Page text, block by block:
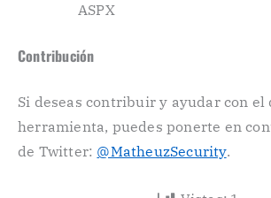
ASPX
Contribución
Si deseas contribuir y ayudar con el
herramienta, puedes ponerte en
de Twitter: @MatheuzSecurity.